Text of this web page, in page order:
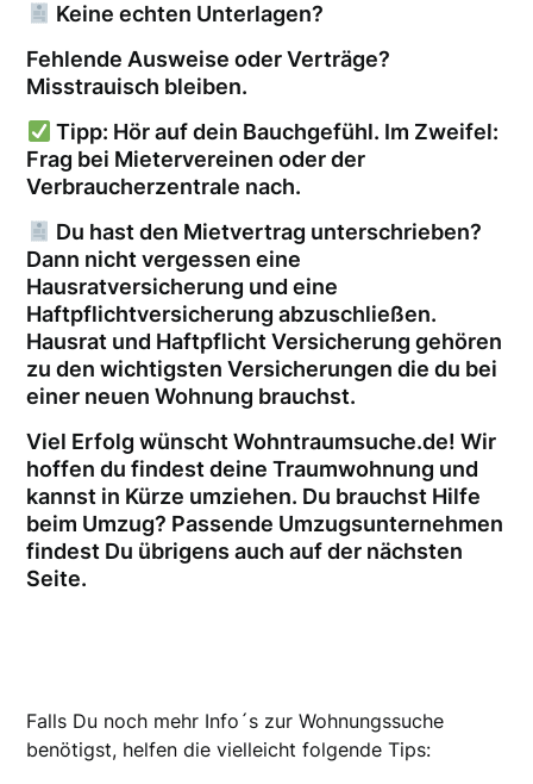
Keine echten Unterlagen?
Fehlende Ausweise oder Verträge?
Misstrauisch bleiben.
Tipp: Hör auf dein Bauchgefühl. Im Zweifel:
Frag bei Mietervereinen oder der
Verbraucherzentrale nach.
Du hast den Mietvertrag unterschrieben?
Dann nicht vergessen eine
Hausratversicherung und eine
Haftpflichtversicherung abzuschließen.
Hausrat und Haftpflicht Versicherung gehören
zu den wichtigsten Versicherungen die du bei
einer neuen Wohnung brauchst.
Viel Erfolg wünscht Wohntraumsuche.de! Wir
hoffen du findest deine Traumwohnung und
kannst in Kürze umziehen. Du brauchst Hilfe
beim Umzug? Passende Umzugsunternehmen
findest Du übrigens auch auf der nächsten
Seite.
Falls Du noch mehr Info´s zur Wohnungssuche
benötigst, helfen die vielleicht folgende Tips: